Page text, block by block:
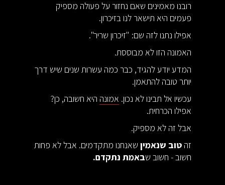
רובנו מאמינים שאם נחזור על פעולה מספיק
פעמים היא תישאר לנו בזיכרון.
אפילו נתנו לזה שם: "זיכרון שריר".
האמונה הזו לא מבוססת.
המדע יודע להגיד, כבר כמה עשרות שנים שיש דרך
יותר טובה להתאמן.
עכשיו אל תבינו לא נכון. אמונה היא חשובה, כן?
אפילו הכרחית.
אבל זה לא מספיק.
זהטוב שנאמין שאנחנו מתקדמים. אבל לא פחות
חשוב - חשוב שבאמת נתקדם.